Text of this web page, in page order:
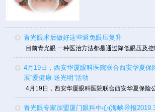
青光眼术后做好这些避免眼压复升
目前青光眼 一种医治方法都是通过降低眼压及控
4月19日，西安华厦眼科医院联合西安华夏保
展“爱健康·送光明”活动
4月19日，西安华厦眼科医院联合西安华夏保险
青光眼专家加盟厦门眼科中心(海峡导报